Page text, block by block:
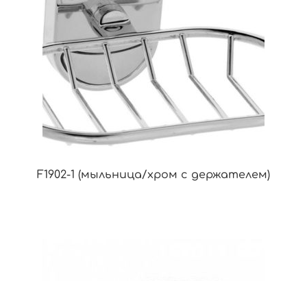
F1902-1 (мыльница/хром с держателем)